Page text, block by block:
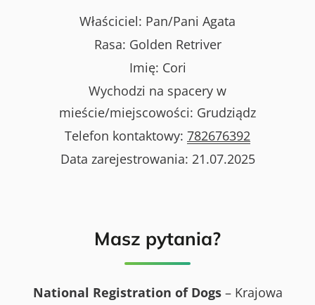
Właściciel: Pan/Pani Agata
Rasa: Golden Retriver
Imię: Cori
Wychodzi na spacery w
mieście/miejscowości: Grudziądz
Telefon kontaktowy: 782676392
Data zarejestrowania: 21.07.2025
Masz pytania?
National Registration of Dogs– Krajowa